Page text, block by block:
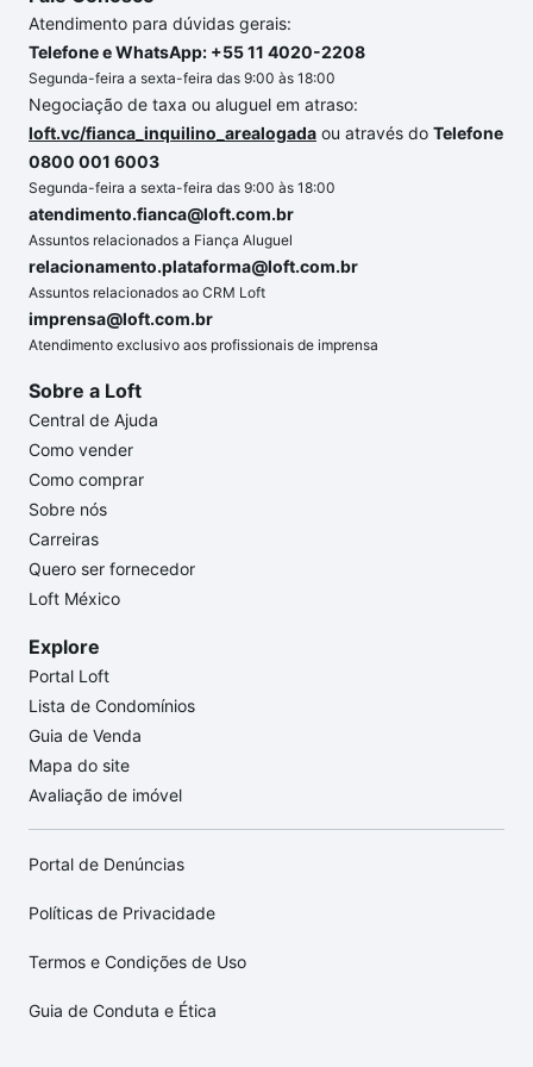
vendidos ou alugados.
Atendimento para dúvidas gerais:
Telefone e WhatsApp: +55 11 4020-2208
Segunda-feira a sexta-feira das 9:00 às 18:00
Negociação de taxa ou aluguel em atraso:
loft.vc/fianca_inquilino_arealogada ou através do Telefone
0800 001 6003
Segunda-feira a sexta-feira das 9:00 às 18:00
atendimento.fianca@loft.com.br
Assuntos relacionados a Fiança Aluguel
relacionamento.plataforma@loft.com.br
Assuntos relacionados ao CRM Loft
imprensa@loft.com.br
Atendimento exclusivo aos profissionais de imprensa
Sobre a Loft
Central de Ajuda
Como vender
Como comprar
Sobre nós
Carreiras
Quero ser fornecedor
Loft México
Explore
Portal Loft
Lista de Condomínios
Guia de Venda
Mapa do site
Avaliação de imóvel
Portal de Denúncias
Políticas de Privacidade
Termos e Condições de Uso
Guia de Conduta e Ética